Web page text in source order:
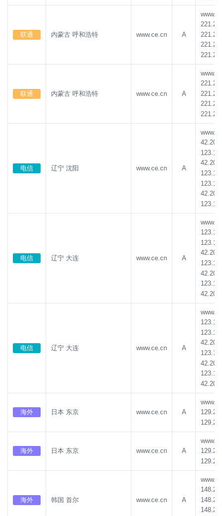
联通 内蒙古 呼和浩特 www.ce.cn A
联通 内蒙古 呼和浩特 www.ce.cn A
电信 辽宁 沈阳 www.ce.cn A
电信 辽宁 大连 www.ce.cn A
电信 辽宁 大连 www.ce.cn A
海外 日本 东京 www.ce.cn A
海外 日本 东京 www.ce.cn A
海外 韩国 首尔 www.ce.cn A